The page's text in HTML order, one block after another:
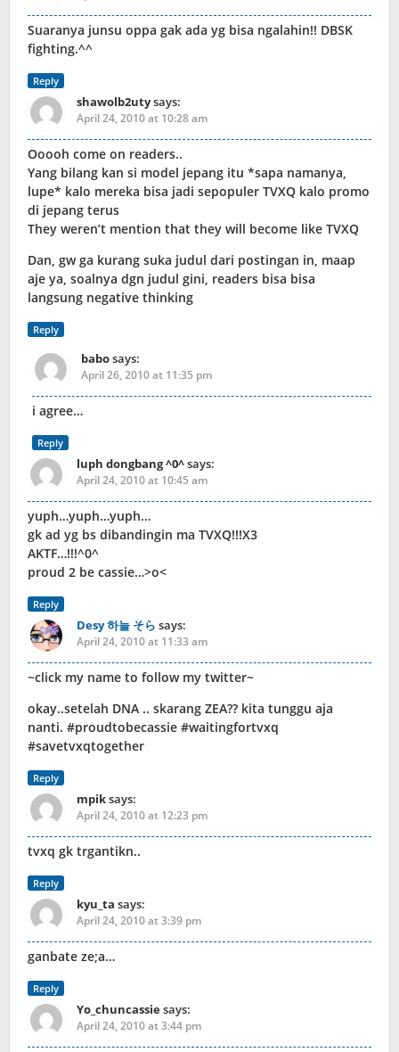
Suaranya junsu oppa gak ada yg bisa ngalahin!! DBSK
fighting.^^
Reply
shawolb2utysays:
April 24, 2010 at 10:28 am
Ooooh come on readers..
Yang bilang kan si model jepang itu *sapa namanya,
lupe* kalo mereka bisa jadi sepopuler TVXQ kalo promo
di jepang terus
They weren’t mention that they will become like TVXQ
Dan, gw ga kurang suka judul dari postingan in, maap
aje ya, soalnya dgn judul gini, readers bisa bisa
langsung negative thinking
Reply
babosays:
April 26, 2010 at 11:35 pm
i agree…
Reply
luph dongbang ^0^says:
April 24, 2010 at 10:45 am
yuph…yuph…yuph…
gk ad yg bs dibandingin ma TVXQ!!!X3
AKTF…!!!^0^
proud 2 be cassie…>o<
Reply
Desy 하늘 そら says:
April 24, 2010 at 11:33 am
~click my name to follow my twitter~
okay..setelah DNA .. skarang ZEA?? kita tunggu aja
nanti. #proudtobecassie #waitingfortvxq
#savetvxqtogether
Reply
mpiksays:
April 24, 2010 at 12:23 pm
tvxq gk trgantikn..
Reply
kyu_ta says:
April 24, 2010 at 3:39 pm
ganbate ze;a…
Reply
Yo_chuncassiesays:
April 24, 2010 at 3:44 pm